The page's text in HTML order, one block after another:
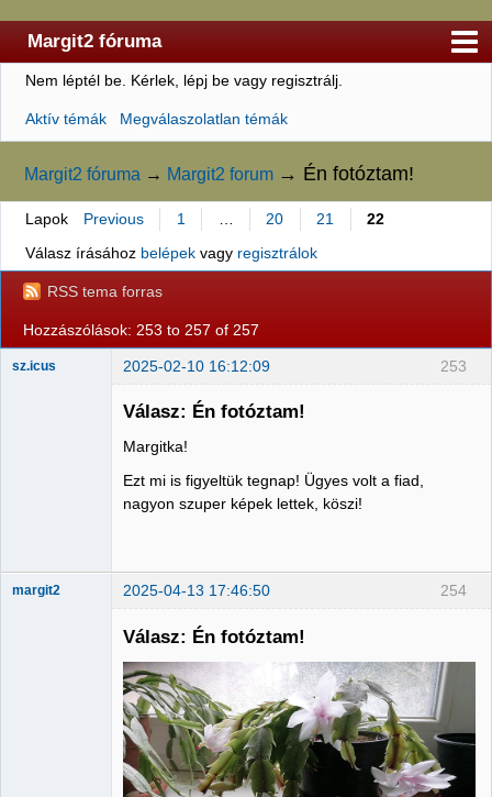
Margit2 fóruma
Kezdőlap
Felhasználólista
Szabályzat
Keresés
Regisztráció
Belépés
Nem léptél be. Kérlek, lépj be vagy regisztrálj.
Aktív témák Megválaszolatlan témák
Margit2 fóruma → Margit2 forum → Én fotóztam!
Lapok Previous 1 20 21
22
Válasz írásához belépekvagy regisztrálok
RSS tema forras
Hozzászólások: 253 to 257 of 257
253
sz.icus 2025-02-10 16:12:09
Válasz: Én fotóztam!
Margitka!
Ezt mi is figyeltük tegnap! Ügyes volt a fiad,
nagyon szuper képek lettek, köszi!
254
margit2 2025-04-13 17:46:50
Válasz: Én fotóztam!